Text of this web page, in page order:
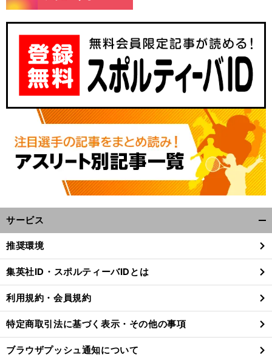
サービス
閉
る
推奨環境
集英社ID・スポルティーバIDとは
利用規約・会員規約
特定商取引法に基づく表示・その他の事項
ブラウザプッシュ通知について